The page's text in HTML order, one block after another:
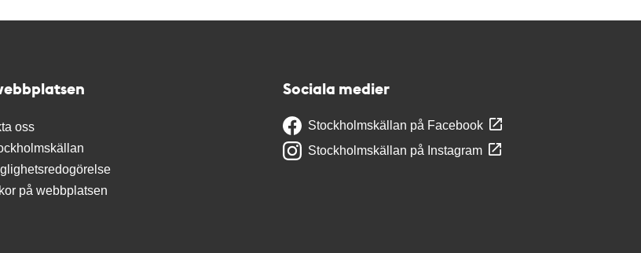
oss
på webbplatsen
Sociala medier
Stockholmskällan på Facebook
Stockholmskällan på Instagram